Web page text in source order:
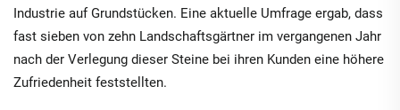
Industrie auf Grundstücken. Eine aktuelle Umfrage ergab, dass
fast sieben von zehn Landschaftsgärtner im vergangenen Jahr
nach der Verlegung dieser Steine bei ihren Kunden eine höhere
Zufriedenheit feststellten.